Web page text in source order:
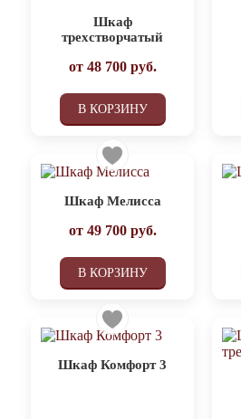
Шкаф
трехстворчатый
от 48 700руб.
В КОРЗИНУ
Шкаф Мелисса
от 49 700руб.
В КОРЗИНУ
Шкаф Комфорт 3